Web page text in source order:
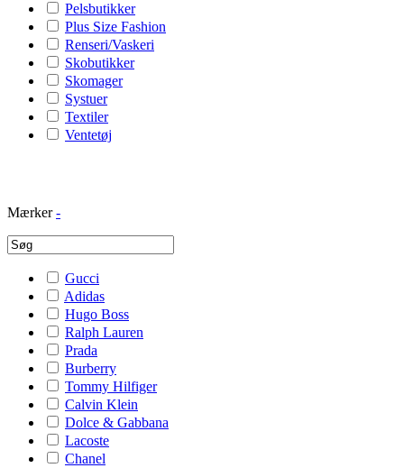
Pelsbutikker
Plus Size Fashion
Renseri/Vaskeri
Skobutikker
Skomager
Systuer
Textiler
Ventetøj
Mærker -
Gucci
Adidas
Hugo Boss
Ralph Lauren
Prada
Burberry
Tommy Hilfiger
Calvin Klein
Dolce & Gabbana
Lacoste
Chanel